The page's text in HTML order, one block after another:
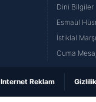
Dini Bilgiler
Esmaül
İstiklal
Cuma
Internet Reklam